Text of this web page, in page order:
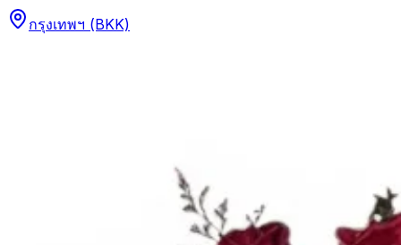
กรุงเทพฯ (BKK)